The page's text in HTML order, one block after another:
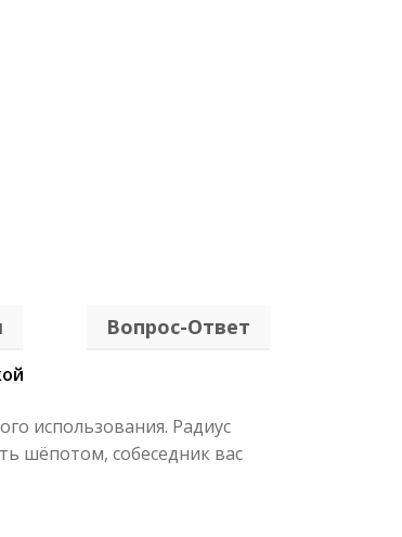
Вопрос-Ответ
использования. Радиус
шёпотом, собеседник вас